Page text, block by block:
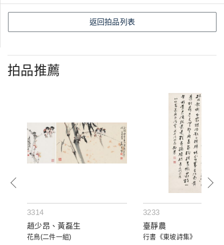
返回拍品列表
拍品推薦
3314
趙少昂、黃磊生
花鳥(二件一組)
3233
臺靜農
行書《東坡詩集》